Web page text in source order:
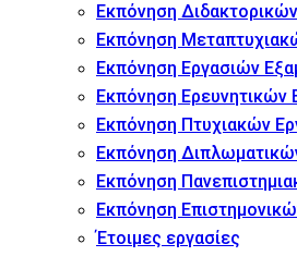
Εκπόνηση
Εκπόνηση
Εκπόνηση Εργασιών
Εκπόνηση Ερευνητικών
Εκπόνηση Πτυχιακών
Εκπόνηση
Εκπόνηση
Εκπόνηση
Έτοιμες εργασίες